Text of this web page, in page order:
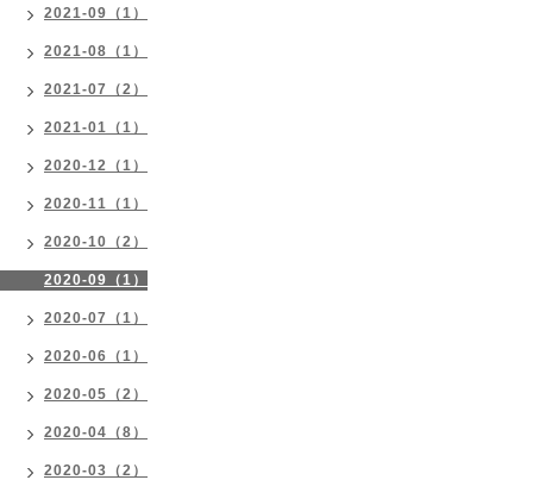
2021-09（1）
2021-08（1）
2021-07（2）
2021-01（1）
2020-12（1）
2020-11（1）
2020-10（2）
2020-09（1）
2020-07（1）
2020-06（1）
2020-05（2）
2020-04（8）
2020-03（2）